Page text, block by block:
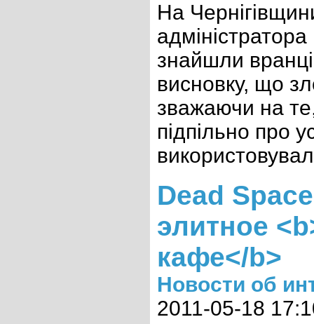
На
адміністратора
знайшли
висновку, що
зважаючи на
підпільно про
Dead
элитное
кафе</b>
Новости об
2011-05-18